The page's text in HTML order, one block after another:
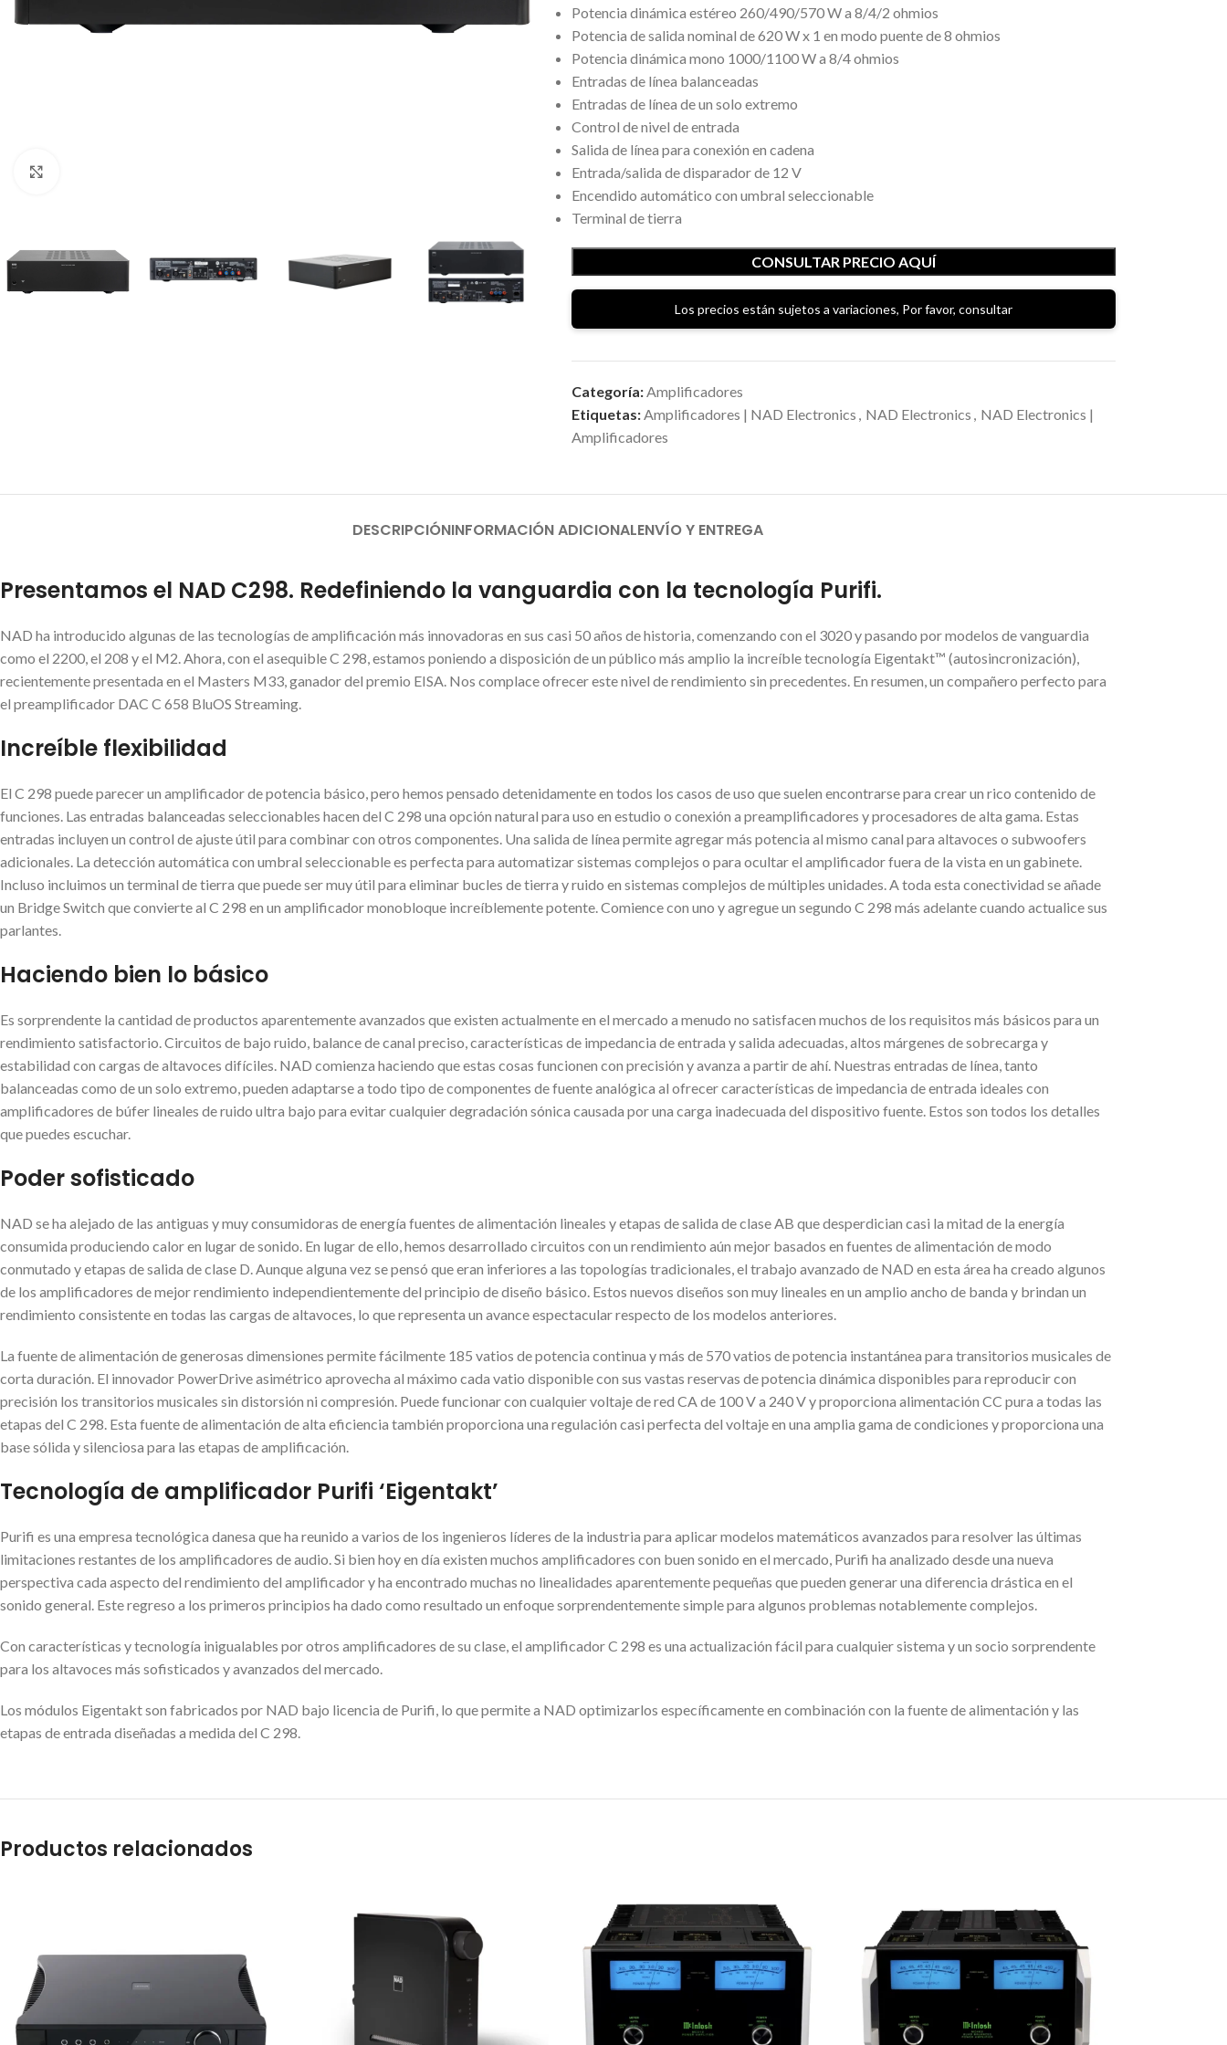
Potencia dinámica estéreo 260/490/570 W a 8/4/2 ohmios
Potencia de salida nominal de 620 W x 1 en modo puente de 8 ohmios
Potencia dinámica mono 1000/1100 W a 8/4 ohmios
Entradas de línea balanceadas
Entradas de línea de un solo extremo
Control de nivel de entrada
Salida de línea para conexión en cadena
Entrada/salida de disparador de 12 V
Encendido automático con umbral seleccionable
Terminal de tierra
CONSULTAR PRECIO AQUÍ
Los precios están sujetos a variaciones, Por favor, consultar
Categoría:Amplificadores
Etiquetas:Amplificadores | NAD Electronics , NAD Electronics , NAD Electronics |
Amplificadores
DESCRIPCIÓNINFORMACIÓN ADICIONALENVÍO Y ENTREGA
Presentamos el NAD C298. Redefiniendo la vanguardia con la tecnología Purifi.
NAD ha introducido algunas de las tecnologías de amplificación más innovadoras en sus casi 50 años de historia, comenzando con el 3020 y pasando por modelos de vanguardia
como el 2200, el 208 y el M2. Ahora, con el asequible C 298, estamos poniendo a disposición de un público más amplio la increíble tecnología Eigentakt™ (autosincronización),
recientemente presentada en el Masters M33, ganador del premio EISA. Nos complace ofrecer este nivel de rendimiento sin precedentes. En resumen, un compañero perfecto para
el preamplificador DAC C 658 BluOS Streaming.
Increíble flexibilidad
El C 298 puede parecer un amplificador de potencia básico, pero hemos pensado detenidamente en todos los casos de uso que suelen encontrarse para crear un rico contenido de
funciones. Las entradas balanceadas seleccionables hacen del C 298 una opción natural para uso en estudio o conexión a preamplificadores y procesadores de alta gama. Estas
entradas incluyen un control de ajuste útil para combinar con otros componentes. Una salida de línea permite agregar más potencia al mismo canal para altavoces o subwoofers
adicionales. La detección automática con umbral seleccionable es perfecta para automatizar sistemas complejos o para ocultar el amplificador fuera de la vista en un gabinete.
Incluso incluimos un terminal de tierra que puede ser muy útil para eliminar bucles de tierra y ruido en sistemas complejos de múltiples unidades. A toda esta conectividad se añade
un Bridge Switch que convierte al C 298 en un amplificador monobloque increíblemente potente. Comience con uno y agregue un segundo C 298 más adelante cuando actualice sus
parlantes.
Haciendo bien lo básico
Es sorprendente la cantidad de productos aparentemente avanzados que existen actualmente en el mercado a menudo no satisfacen muchos de los requisitos más básicos para un
rendimiento satisfactorio. Circuitos de bajo ruido, balance de canal preciso, características de impedancia de entrada y salida adecuadas, altos márgenes de sobrecarga y
estabilidad con cargas de altavoces difíciles. NAD comienza haciendo que estas cosas funcionen con precisión y avanza a partir de ahí. Nuestras entradas de línea, tanto
balanceadas como de un solo extremo, pueden adaptarse a todo tipo de componentes de fuente analógica al ofrecer características de impedancia de entrada ideales con
amplificadores de búfer lineales de ruido ultra bajo para evitar cualquier degradación sónica causada por una carga inadecuada del dispositivo fuente. Estos son todos los detalles
que puedes escuchar.
Poder sofisticado
NAD se ha alejado de las antiguas y muy consumidoras de energía fuentes de alimentación lineales y etapas de salida de clase AB que desperdician casi la mitad de la energía
consumida produciendo calor en lugar de sonido. En lugar de ello, hemos desarrollado circuitos con un rendimiento aún mejor basados ​​en fuentes de alimentación de modo
conmutado y etapas de salida de clase D. Aunque alguna vez se pensó que eran inferiores a las topologías tradicionales, el trabajo avanzado de NAD en esta área ha creado algunos
de los amplificadores de mejor rendimiento independientemente del principio de diseño básico. Estos nuevos diseños son muy lineales en un amplio ancho de banda y brindan un
rendimiento consistente en todas las cargas de altavoces, lo que representa un avance espectacular respecto de los modelos anteriores.
La fuente de alimentación de generosas dimensiones permite fácilmente 185 vatios de potencia continua y más de 570 vatios de potencia instantánea para transitorios musicales de
corta duración. El innovador PowerDrive asimétrico aprovecha al máximo cada vatio disponible con sus vastas reservas de potencia dinámica disponibles para reproducir con
precisión los transitorios musicales sin distorsión ni compresión. Puede funcionar con cualquier voltaje de red CA de 100 V a 240 V y proporciona alimentación CC pura a todas las
etapas del C 298. Esta fuente de alimentación de alta eficiencia también proporciona una regulación casi perfecta del voltaje en una amplia gama de condiciones y proporciona una
base sólida y silenciosa para las etapas de amplificación.
Tecnología de amplificador Purifi ‘Eigentakt’
Purifi es una empresa tecnológica danesa que ha reunido a varios de los ingenieros líderes de la industria para aplicar modelos matemáticos avanzados para resolver las últimas
limitaciones restantes de los amplificadores de audio. Si bien hoy en día existen muchos amplificadores con buen sonido en el mercado, Purifi ha analizado desde una nueva
perspectiva cada aspecto del rendimiento del amplificador y ha encontrado muchas no linealidades aparentemente pequeñas que pueden generar una diferencia drástica en el
sonido general. Este regreso a los primeros principios ha dado como resultado un enfoque sorprendentemente simple para algunos problemas notablemente complejos.
Con características y tecnología inigualables por otros amplificadores de su clase, el amplificador C 298 es una actualización fácil para cualquier sistema y un socio sorprendente
para los altavoces más sofisticados y avanzados del mercado.
Los módulos Eigentakt son fabricados por NAD bajo licencia de Purifi, lo que permite a NAD optimizarlos específicamente en combinación con la fuente de alimentación y las
etapas de entrada diseñadas a medida del C 298.
Productos relacionados